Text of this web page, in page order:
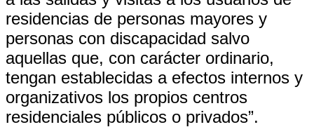
residencias de personas mayores y
personas con discapacidad salvo
aquellas que, con carácter ordinario,
tengan establecidas a efectos internos y
organizativos los propios centros
residenciales públicos o privados”.